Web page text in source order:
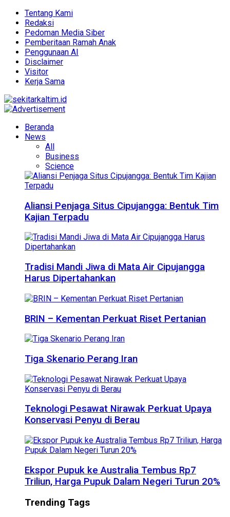
Tentang Kami
Redaksi
Pedoman Media Siber
Pemberitaan Ramah Anak
Penggunaan AI
Disclaimer
Visitor
Kerja Sama
Beranda
News
All
Business
Science
Aliansi Penjaga Situs Cipujangga: Bentuk Tim
Kajian Terpadu
Tradisi Mandi Jiwa di Mata Air Cipujangga
Harus Dipertahankan
BRIN – Kementan Perkuat Riset Pertanian
Tiga Skenario Perang Iran
Teknologi Pesawat Nirawak Perkuat Upaya
Konservasi Penyu di Berau
Ekspor Pupuk ke Australia Tembus Rp7
Triliun, Harga Pupuk Dalam Negeri Turun 20%
Trending Tags